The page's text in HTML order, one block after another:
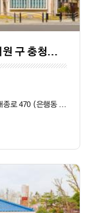
대전국립농산물품질관리원 구 충청지원 (大田 國立農産物品質管理院 舊 忠淸支院)
대전광역시 중구 대종로 470 (은행동 161) 대전시립미술관 대전창작센터